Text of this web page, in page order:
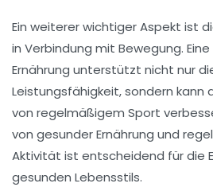
Ein weiterer wichtiger Aspekt ist
in Verbindung mit Bewegung.
Ernährung unterstützt nicht nur
Leistungsfähigkeit, sondern kann
von regelmäßigem Sport
von gesunder Ernährung und
Aktivität ist entscheidend für die
gesunden Lebensstils.